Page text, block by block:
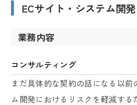
ECサイト・システム開発
業務内容
コンサルティング
まだ具体的な契約の話になる以前
ム開発におけるリスクを軽減する